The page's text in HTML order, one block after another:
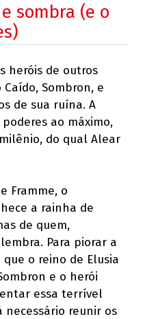
sombra (e o
heróis de outros
Sombron, e
de sua ruína. A
ao máximo,
do qual Alear
Framme, o
a rainha de
de quem,
Para piorar a
o reino de Elusia
e o herói
essa terrível
necessário reunir os